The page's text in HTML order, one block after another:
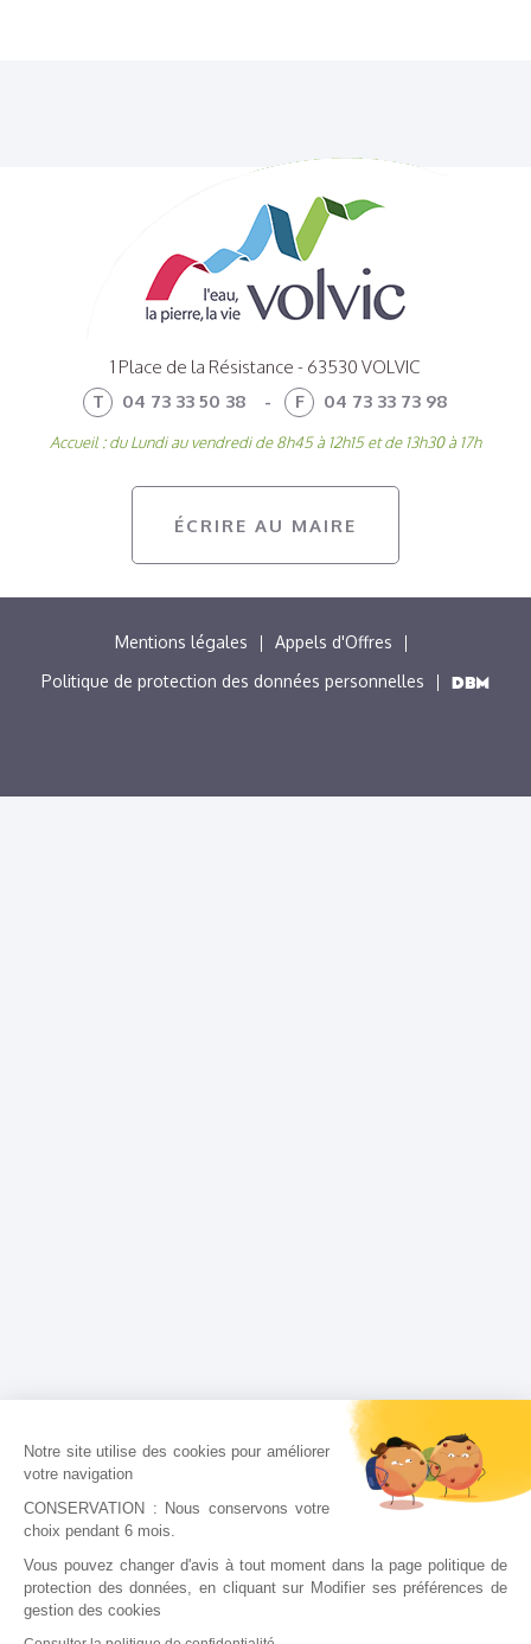
Notre site utilise des cookies pour améliorer
votre navigation
CONSERVATION : Nous conservons votre
choix pendant 6 mois.
Vous pouvez changer d'avis à tout moment dans la page politique de
protection des données, en cliquant sur Modifier ses préférences de
gestion des cookies
ÉCRIRE AU MAIRE
1 Place de la Résistance - 63530 VOLVIC
T
04 73 33 50 38 - F 04 73 33 73 98
Accueil : du Lundi au vendredi de 8h45 à 12h15 et de 13h30 à 17h
MENU
PIED
Mentions légales
Appels d'Offres
Politique de protection des données personnelles